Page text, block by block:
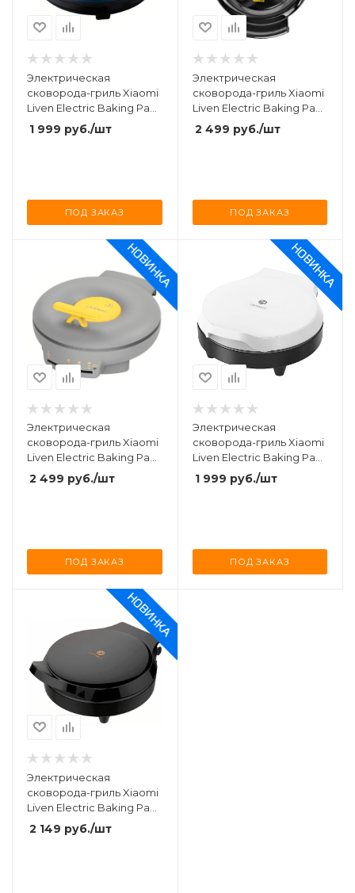
Электрическая
сковорода-гриль Xiaomi
Liven Electric Baking Pan
1500W (LPBC-J2918) Blue
1 999 руб./шт
ПОД ЗАКАЗ
Электрическая
сковорода-гриль Xiaomi
Liven Electric Baking Pan
1200W (LR-J2608) Black
2 499 руб./шт
ПОД ЗАКАЗ
Электрическая
сковорода-гриль Xiaomi
Liven Electric Baking Pan
1200W (LR-J2606) Silver
2 499 руб./шт
ПОД ЗАКАЗ
Электрическая
сковорода-гриль Xiaomi
Liven Electric Baking Pan
1200W (LR-J2301A) White
1 999 руб./шт
ПОД ЗАКАЗ
Электрическая
сковорода-гриль Xiaomi
Liven Electric Baking Pan
1200W (LR-J2301) Black
2 149 руб./шт